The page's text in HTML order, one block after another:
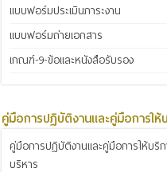
แบบฟอร์มประเมินภาระงาน
แบบฟอร์มถ่ายเอกสาร
เกณฑ์-9-ข้อและหนังสือรับรอง
คู่มือการปฏิบัติงานและคู่มือการให้
คู่มือการปฏิบัติงานและคู่มือการให้บริ
บริหาร